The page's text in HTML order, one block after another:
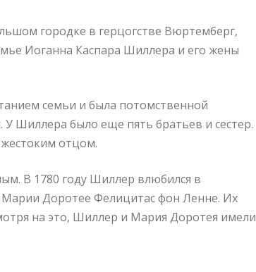
городке в герцогстве Вюртемберг,
Иоганна Каспара Шиллера и его жены
семьи и была потомственной
Шиллера было еще пять братьев и сестер.
отцом.
В 1780 году Шиллер влюбился в
Марии Доротее Фелицитас фон Ленне. Их
на это, Шиллер и Мария Доротея имели